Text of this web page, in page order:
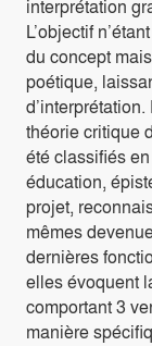
interprétation
L’objectif
du concept
poétique,
théorie critique
été classifiés
éducation,
projet,
mêmes
dernières
elles évoquent
comportant 3
manière